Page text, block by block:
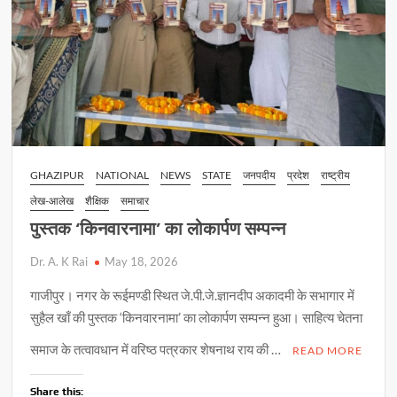
और
पावरफुल
GHAZIPUR NATIONAL NEWS STATE जनपदीय प्रदेश
राष्ट्रीय
लेख-आलेख
शैक्षिक समाचार
पुस्तक ‘किनवारनामा’ का लोकार्पण सम्पन्न
Dr. A. K Rai May 18, 2026
गाजीपुर। नगर के रूईमण्डी स्थित जे.पी.जे.ज्ञानदीप अकादमी के सभागार में
सुहैल खाँ की पुस्तक ‘किनवारनामा’ का लोकार्पण सम्पन्न हुआ। साहित्य चेतना
समाज के तत्वावधान में वरिष्ठ पत्रकार शेषनाथ राय की …
READ MORE
Share this: